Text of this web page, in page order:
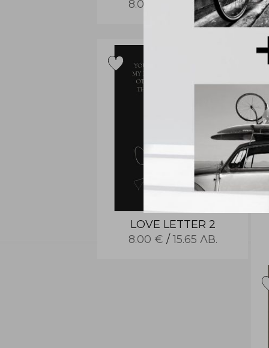
8.00 € 15.65 ЛВ.
LOVE LETTER 2
8.00 € / 15.65 ЛВ.